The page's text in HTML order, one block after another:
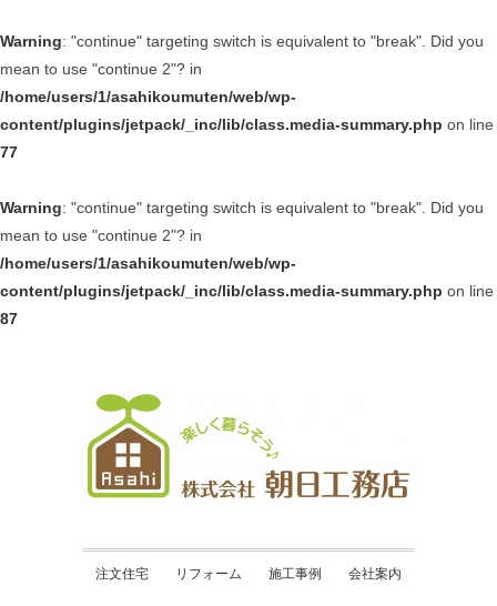
Warning: "continue" targeting switch is equivalent to "break". Did you
mean to use "continue 2"? in
/home/users/1/asahikoumuten/web/wp-
content/plugins/jetpack/_inc/lib/class.media-summary.php on line
77
Warning: "continue" targeting switch is equivalent to "break". Did you
mean to use "continue 2"? in
/home/users/1/asahikoumuten/web/wp-
content/plugins/jetpack/_inc/lib/class.media-summary.php on line
87
注文住宅 リフォーム 施工事例 会社案内